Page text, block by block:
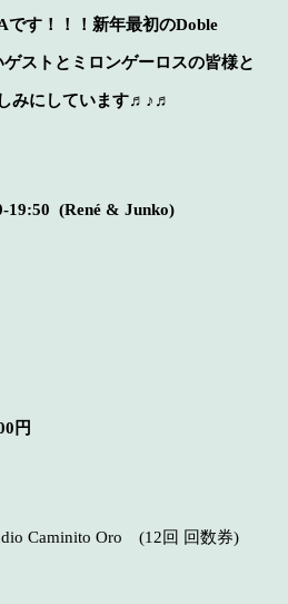
す！！！新年最初のDoble
ストとミロンゲーロスの皆様と
みにしています♬♪♬
19:50 (René & Junko)
円
Caminito Oro (12回 回数券)